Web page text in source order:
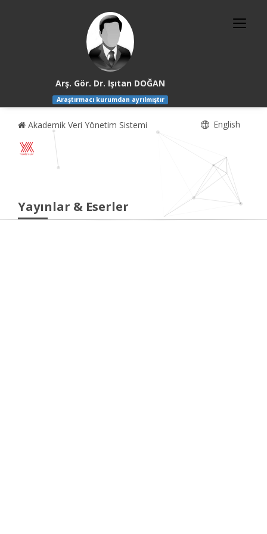
Arş. Gör. Dr. Işıtan DOĞAN
Araştırmacı kurumdan ayrılmıştır
Akademik Veri Yönetim Sistemi English
Yayınlar & Eserler